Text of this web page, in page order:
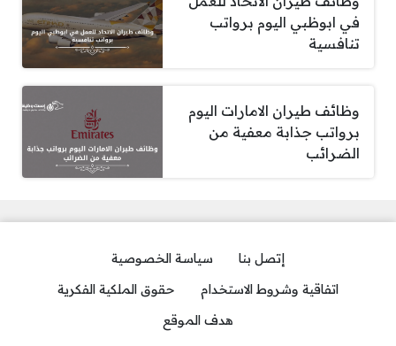
في ابوظبي اليوم برواتب
تنافسية
وظائف طيران الامارات اليوم
برواتب جذابة معفية من
الضرائب
إتصل بنا
سياسة الخصوصية
اتفاقية وشروط الاستخدام
حقوق الملكية الفكرية
هدف الموقع